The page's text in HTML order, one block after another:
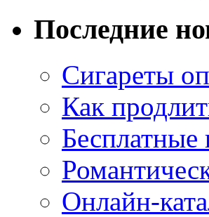
Последние
Сигареты
Как
Онлайн-